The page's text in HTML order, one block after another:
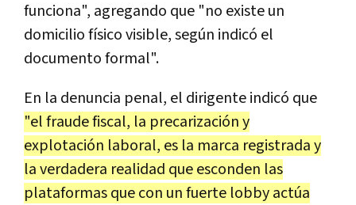
funciona", agregando que "no existe un
domicilio físico visible, según indicó el
documento formal".
En la denuncia penal, el dirigente indicó que
"el fraude fiscal, la precarización y
explotación laboral, es la marca registrada y
la verdadera realidad que esconden las
plataformas que con un fuerte lobby actúa